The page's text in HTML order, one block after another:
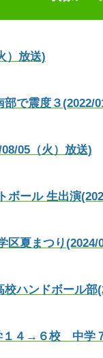
）放送)
で震度３(2022/
05（火）放送)
ール 生出演
夏まつり(2024/
ハンドボール部
４→６校 中学